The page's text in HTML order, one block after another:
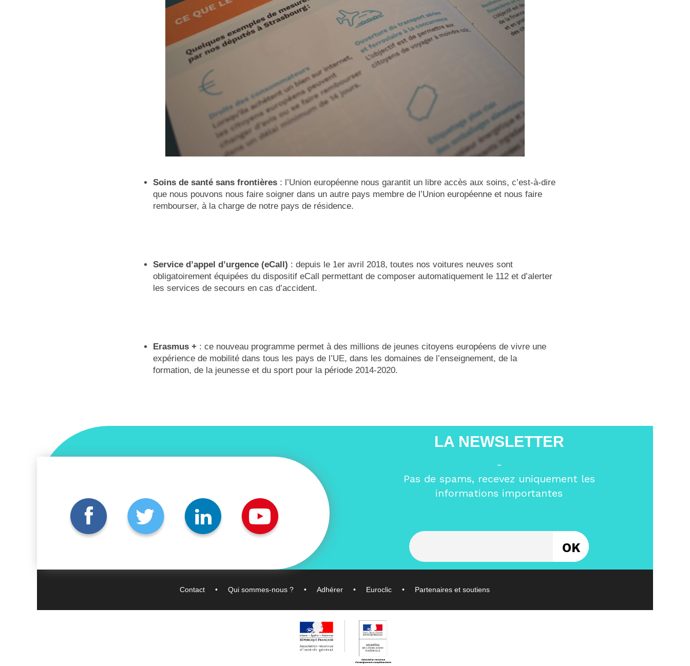
Soins de santé sans frontières : l’Union européenne nous garantit un libre accès aux soins, c’est-à-dire
que nous pouvons nous faire soigner dans un autre pays membre de l’Union européenne et nous faire
rembourser, à la charge de notre pays de résidence.
Service d’appel d’urgence (eCall) : depuis le 1er avril 2018, toutes nos voitures neuves sont
obligatoirement équipées du dispositif eCall permettant de composer automatiquement le 112 et d’alerter
les services de secours en cas d’accident.
Erasmus + : ce nouveau programme permet à des millions de jeunes citoyens européens de vivre une
expérience de mobilité dans tous les pays de l’UE, dans les domaines de l’enseignement, de la
formation, de la jeunesse et du sport pour la période 2014-2020.
LA NEWSLETTER
-
Pas de spams, recevez uniquement les
informations importantes
Contact Qui sommes-nous ? Adhérer Euroclic Partenaires et soutiens